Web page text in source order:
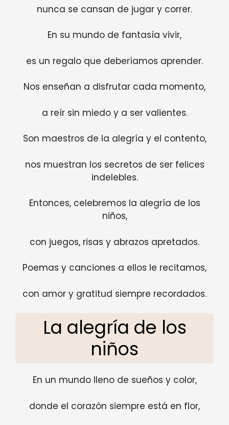
nunca se cansan de jugar y correr.
En su mundo de fantasía vivir,
es un regalo que deberíamos aprender.
Nos enseñan a disfrutar cada momento,
a reír sin miedo y a ser valientes.
Son maestros de la alegría y el contento,
nos muestran los secretos de ser felices
indelebles.
Entonces, celebremos la alegría de los
niños,
con juegos, risas y abrazos apretados.
Poemas y canciones a ellos le recitamos,
con amor y gratitud siempre recordados.
La alegría de los
niños
En un mundo lleno de sueños y color,
donde el corazón siempre está en flor,